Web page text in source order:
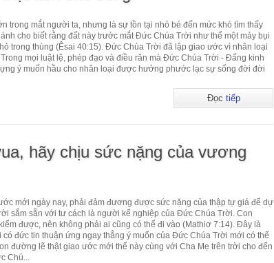
trong mắt người ta, nhưng là sự tồn tại nhỏ bé đến mức khó tìm thấy
cho biết rằng đất này trước mắt Đức Chúa Trời như thể một mảy bụi
trong thùng (Êsai 40:15). Đức Chúa Trời đã lập giao ước vì nhân loại
mọi luật lệ, phép đạo và điều răn mà Đức Chúa Trời - Đấng kinh
ý muốn hầu cho nhân loại được hưởng phước lạc sự sống đời đời
Đọc tiếp
hãy chịu sức nặng của vương
mới ngày nay, phải đảm đương được sức nặng của thập tự giá để dự
sắm sẵn với tư cách là người kế nghiệp của Đức Chúa Trời. Con
được, nên không phải ai cũng có thể đi vào (Mathiơ 7:14). Đây là
đức tin thuận ứng ngay thẳng ý muốn của Đức Chúa Trời mới có thể
đường lẽ thật giao ước mới thể này cùng với Cha Mẹ trên trời cho đến
Chú...